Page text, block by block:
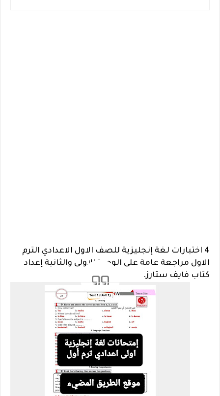
4 اختبارات لغة إنجليزية للصف الاول الاعدادي الترم
الاول مراجعة عامة على الوحدة الاولى والثانية إعداد
كتاب فايف ستارز.